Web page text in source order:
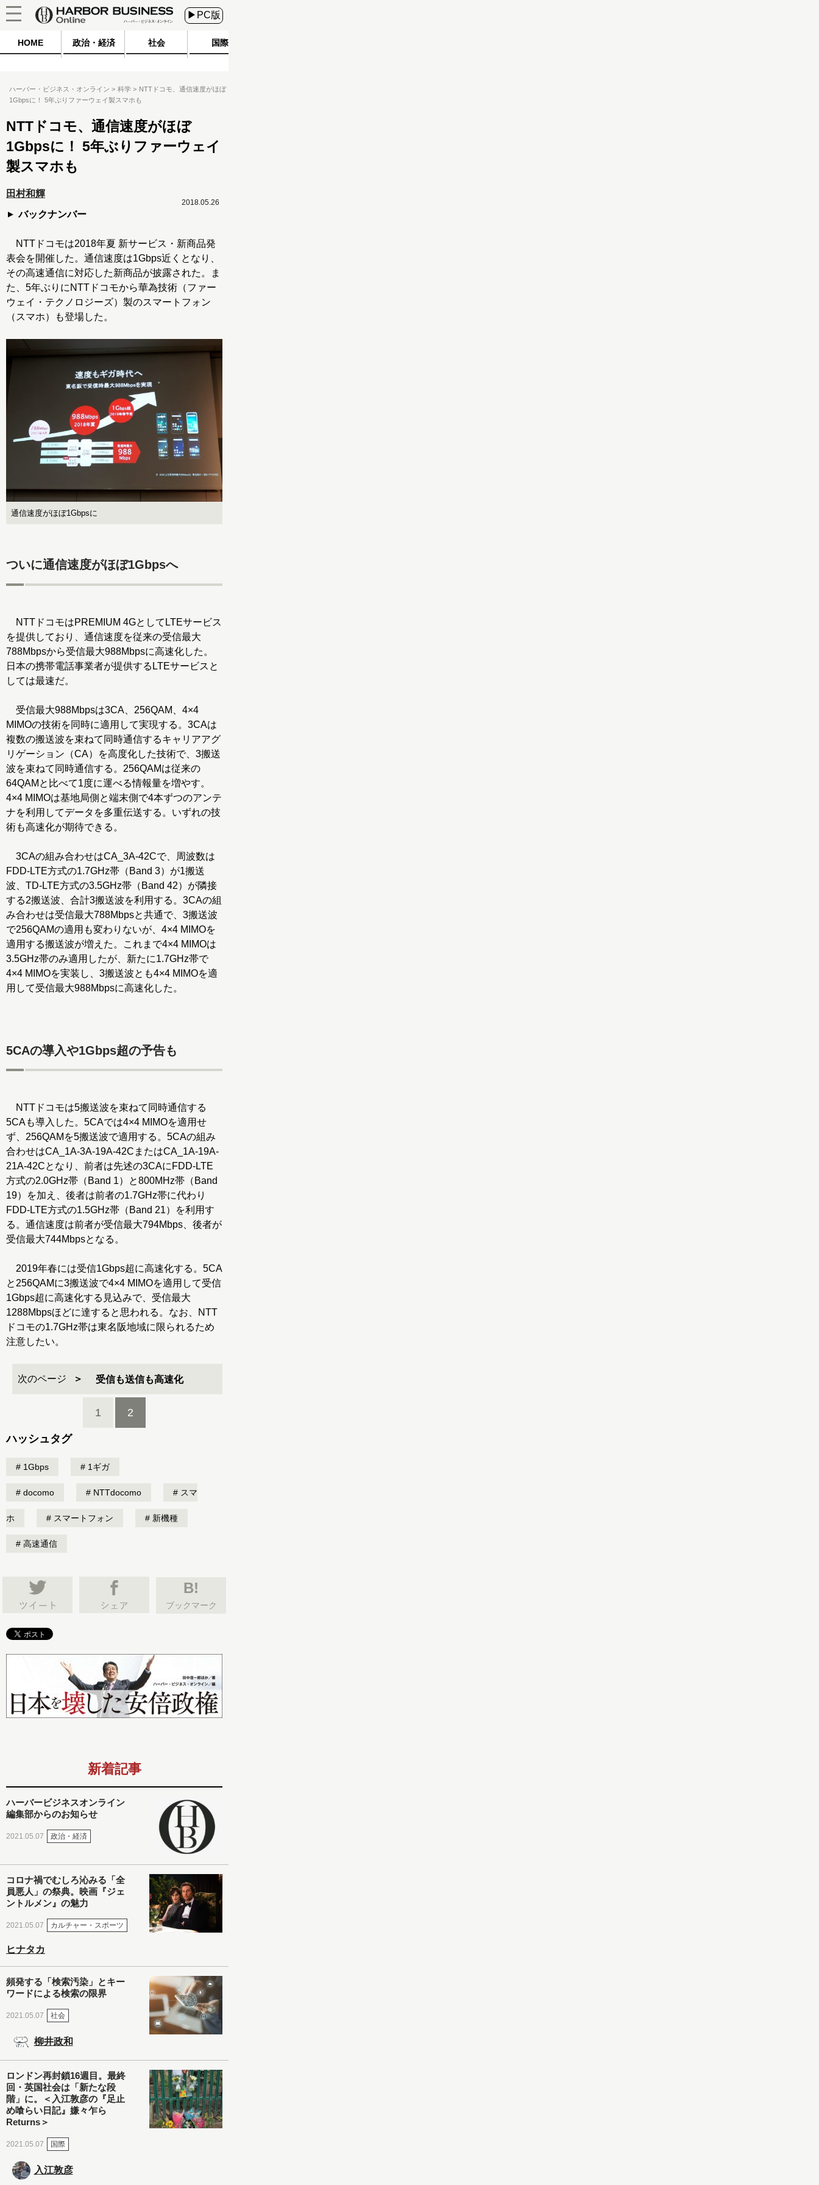
▶PC版
HOME 政治・経済 社会 国際
ハーバー・ビジネス・オンライン 科学
NTTドコモ、通信速度がほぼ
1Gbpsに！ 5年ぶりファーウェイ製スマホも
NTTドコモ、通信速度がほぼ
1Gbpsに！ 5年ぶりファーウェイ
製スマホも
田村和輝
バックナンバー
2018.05.26
NTTドコモは2018年夏 新サービス・新商品発
表会を開催した。通信速度は1Gbps近くとなり、
その高速通信に対応した新商品が披露された。ま
た、5年ぶりにNTTドコモから華為技術（ファー
ウェイ・テクノロジーズ）製のスマートフォン
（スマホ）も登場した。
通信速度がほぼ1Gbpsに
ついに通信速度がほぼ1Gbpsへ
NTTドコモはPREMIUM 4GとしてLTEサービス
を提供しており、通信速度を従来の受信最大
788Mbpsから受信最大988Mbpsに高速化した。
日本の携帯電話事業者が提供するLTEサービスと
しては最速だ。
受信最大988Mbpsは3CA、256QAM、4×4
MIMOの技術を同時に適用して実現する。3CAは
複数の搬送波を束ねて同時通信するキャリアアグ
リゲーション（CA）を高度化した技術で、3搬送
波を束ねて同時通信する。256QAMは従来の
64QAMと比べて1度に運べる情報量を増やす。
4×4 MIMOは基地局側と端末側で4本ずつのアンテ
ナを利用してデータを多重伝送する。いずれの技
術も高速化が期待できる。
3CAの組み合わせはCA_3A-42Cで、周波数は
FDD-LTE方式の1.7GHz帯（Band 3）が1搬送
波、TD-LTE方式の3.5GHz帯（Band 42）が隣接
する2搬送波、合計3搬送波を利用する。3CAの組
み合わせは受信最大788Mbpsと共通で、3搬送波
で256QAMの適用も変わりないが、4×4 MIMOを
適用する搬送波が増えた。これまで4×4 MIMOは
3.5GHz帯のみ適用したが、新たに1.7GHz帯で
4×4 MIMOを実装し、3搬送波とも4×4 MIMOを適
用して受信最大988Mbpsに高速化した。
5CAの導入や1Gbps超の予告も
NTTドコモは5搬送波を束ねて同時通信する
5CAも導入した。5CAでは4×4 MIMOを適用せ
ず、256QAMを5搬送波で適用する。5CAの組み
合わせはCA_1A-3A-19A-42CまたはCA_1A-19A-
21A-42Cとなり、前者は先述の3CAにFDD-LTE
方式の2.0GHz帯（Band 1）と800MHz帯（Band
19）を加え、後者は前者の1.7GHz帯に代わり
FDD-LTE方式の1.5GHz帯（Band 21）を利用す
る。通信速度は前者が受信最大794Mbps、後者が
受信最大744Mbpsとなる。
2019年春には受信1Gbps超に高速化する。5CA
と256QAMに3搬送波で4×4 MIMOを適用して受信
1Gbps超に高速化する見込みで、受信最大
1288Mbpsほどに達すると思われる。なお、NTT
ドコモの1.7GHz帯は東名阪地域に限られるため
注意したい。
次のページ 受信も送信も高速化
1 2
ハッシュタグ
1Gbps 1ギガ
docomo NTTdocomo スマ
ホ スマートフォン 新機種
高速通信
B!
ブックマーク
新着記事
ハーバービジネスオンライン
編集部からのお知らせ
2021.05.07 政治・経済
コロナ禍でむしろ沁みる「全
員悪人」の祭典。映画『ジェ
ントルメン』の魅力
2021.05.07 カルチャー・スポーツ
ヒナタカ
頻発する「検索汚染」とキー
ワードによる検索の限界
2021.05.07 社会
柳井政和
ロンドン再封鎖16週目。最終
回・英国社会は「新たな段
階」に。＜入江敦彦の『足止
め喰らい日記』嫌々乍ら
Returns＞
2021.05.07 国際
入江敦彦